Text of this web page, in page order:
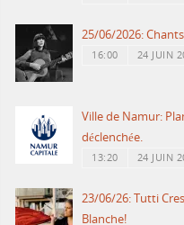
25/06/2026:
16:00 24 JUIN
Ville de Namur:
déclenchée.
13:20 24 JUIN
23/06/26: Tutti
Blanche!